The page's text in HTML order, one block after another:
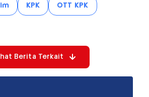
KPK OTT KPK
Berita Terkait